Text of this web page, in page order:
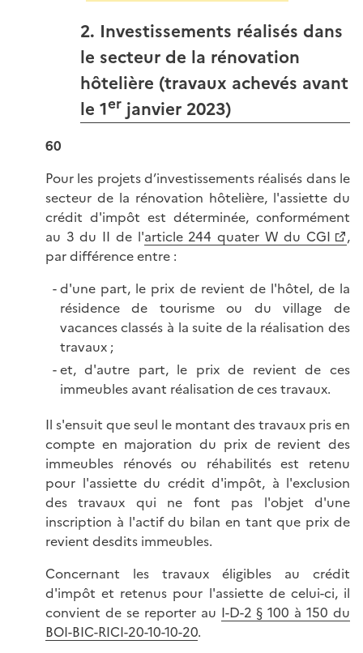
2. Investissements réalisés dans
le secteur de la rénovation
hôtelière (travaux achevés avant
le 1er janvier 2023)
60
Pour les projets d’investissements réalisés dans le
secteur de la rénovation hôtelière, l'assiette du
crédit d'impôt est déterminée, conformément
au 3 du II de l'article 244 quater W du CGI
,
par différence entre :
d'une part, le prix de revient de l'hôtel, de la
résidence de tourisme ou du village de
vacances classés à la suite de la réalisation des
travaux ;
et, d'autre part, le prix de revient de ces
immeubles avant réalisation de ces travaux.
Il s'ensuit que seul le montant des travaux pris en
compte en majoration du prix de revient des
immeubles rénovés ou réhabilités est retenu
pour l'assiette du crédit d'impôt, à l'exclusion
des travaux qui ne font pas l'objet d'une
inscription à l'actif du bilan en tant que prix de
revient desdits immeubles.
Concernant les travaux éligibles au crédit
d'impôt et retenus pour l'assiette de celui-ci, il
convient de se reporter au I-D-2 § 100 à 150 du
BOI-BIC-RICI-20-10-10-20.